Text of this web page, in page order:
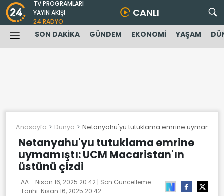
TV PROGRAMLARI
YAYIN AKIŞI
24 RADYO
CANLI
SON DAKİKA GÜNDEM EKONOMİ YAŞAM
Anasayfa Dunya Netanyahu'yu tutuklama emrine
Netanyahu'yu tutuklama emrine
uymamıştı: UCM Macaristan'ın
üstünü çizdi
AA - Nisan 16, 2025 20:42 | Son Güncelleme
Tarihi: Nisan 16, 2025 20:42